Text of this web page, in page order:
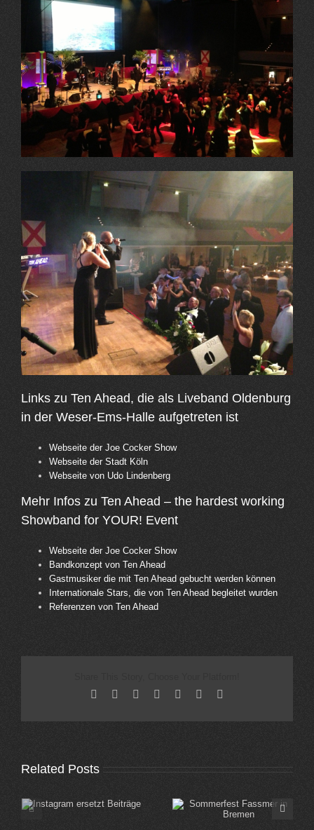
Links zu Ten Ahead, die als Liveband Oldenburg
in der Weser-Ems-Halle aufgetreten ist
Webseite der Joe Cocker Show
Webseite der Stadt Köln
Webseite von Udo Lindenberg
Mehr Infos zu Ten Ahead – the hardest working
Showband for YOUR! Event
Webseite der Joe Cocker Show
Bandkonzept von Ten Ahead
Gastmusiker die mit Ten Ahead gebucht werden können
Internationale Stars, die von Ten Ahead begleitet wurden
Referenzen von Ten Ahead
Facebook Reddit LinkedIn
TumblrPinterest
Related Posts
Sommerfest Edeka